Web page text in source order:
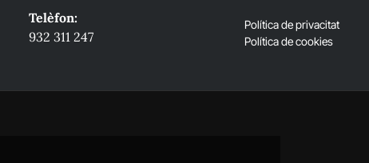
Telèfon:
932 311 247
Política de privacitat
Política de cookies